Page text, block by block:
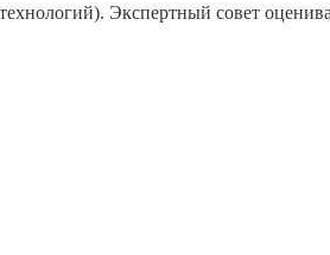
Экспертный совет